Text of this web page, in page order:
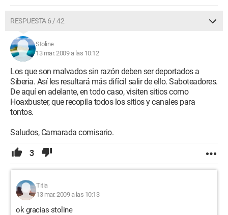
RESPUESTA 6 / 42
Stoline
13 mar. 2009 a las 10:12
Los que son malvados sin razón deben ser deportados a
Siberia. Así les resultará más difícil salir de ello. Saboteadores.
De aquí en adelante, en todo caso, visiten sitios como
Hoaxbuster, que recopila todos los sitios y canales para
tontos.
Saludos, Camarada comisario.
3
Titia
13 mar. 2009 a las 10:13
ok gracias stoline